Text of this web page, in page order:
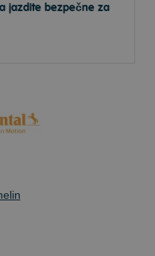
a jazdite bezpečne za